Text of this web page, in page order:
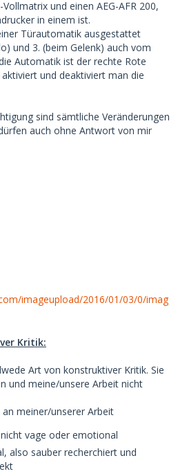
und einen AEG-AFR 200,
in einem ist.
Türautomatik ausgestattet
und 3. (beim Gelenk) auch vom
Automatik ist der rechte Rote
und deaktiviert man die
sind sämtliche Veränderungen
auch ohne Antwort von mir
imageupload/2016/01/03/0/imag
Kritik:
Art von konstruktiver Kritik. Sie
und meine/unsere Arbeit nicht
meiner/unserer Arbeit
vage oder emotional
also sauber recherchiert und